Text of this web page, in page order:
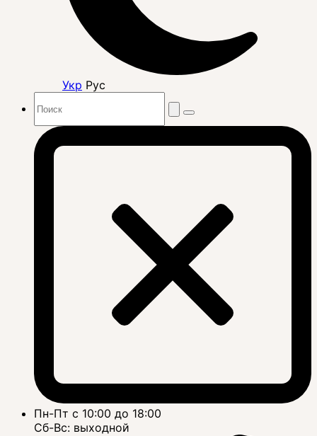
Укр Рус
Пн-Пт с 10:00 до 18:00
Сб-Вс: выходной